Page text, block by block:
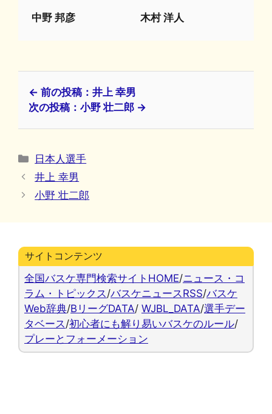
中野 邦彦 木村 洋人
← 前の投稿：井上 幸男
次の投稿：小野 壮二郎 →
カ
テ
リ
日本人選手
井上 幸男
小野 壮二郎
サイトコンテンツ
全国バスケ専門検索サイトHOME/ニュース・コ
ラム・トピックス /バスケニュースRSS/バスケ
Web辞典/BリーグDATA/ WJBL_DATA/選手デー
タベース /初心者にも解り易いバスケのルール/
プレーとフォーメーション